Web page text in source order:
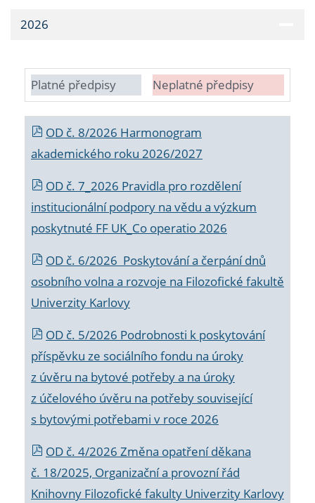
2026
Platné předpisy Neplatné předpisy
OD č. 8/2026 Harmonogram
akademického roku 2026/2027
OD č. 7_2026 Pravidla pro rozdělení
institucionální podpory na vědu a výzkum
poskytnuté FF UK_Co operatio 2026
OD č. 6/2026 Poskytování a čerpání dnů
osobního volna a rozvoje na Filozofické fakultě
Univerzity Karlovy
OD č. 5/2026 Podrobnosti k poskytování
příspěvku ze sociálního fondu na úroky
z úvěru na bytové potřeby a na úroky
z účelového úvěru na potřeby související
s bytovými potřebami v roce 2026
OD č. 4/2026 Změna opatření děkana
č. 18/2025, Organizační a provozní řád
Knihovny Filozofické fakulty Univerzity Karlovy